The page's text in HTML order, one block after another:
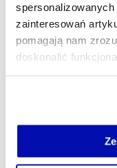
zainteresowań
pomagają nam
doskonalić
Jeżeli nie wyrażasz
możesz łatwo
własnej